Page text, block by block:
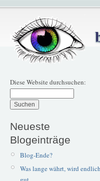
Diese Website durchsuchen:
Neueste
Blogeinträge
Blog-Ende?
Was lange währt, wird endlich